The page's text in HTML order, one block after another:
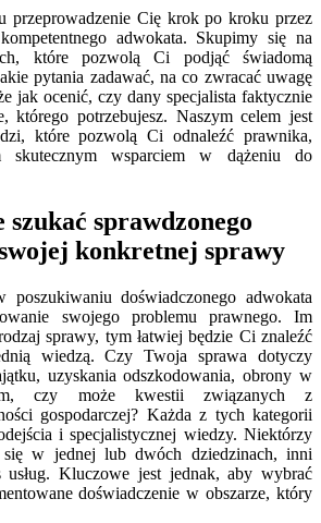
przeprowadzenie Cię krok po kroku przez
adwokata. Skupimy się na
które pozwolą Ci podjąć świadomą
pytania zadawać, na co zwracać uwagę
jak ocenić, czy dany specjalista faktycznie
którego potrzebujesz. Naszym celem jest
które pozwolą Ci odnaleźć prawnika,
skutecznym wsparciem w dążeniu do
szukać sprawdzonego
konkretnej sprawy
poszukiwaniu doświadczonego adwokata
swojego problemu prawnego. Im
sprawy, tym łatwiej będzie Ci znaleźć
wiedzą. Czy Twoja sprawa dotyczy
uzyskania odszkodowania, obrony w
czy może kwestii związanych z
gospodarczej? Każda z tych kategorii
i specjalistycznej wiedzy. Niektórzy
się w jednej lub dwóch dziedzinach, inni
usług. Kluczowe jest jednak, aby wybrać
doświadczenie w obszarze, który